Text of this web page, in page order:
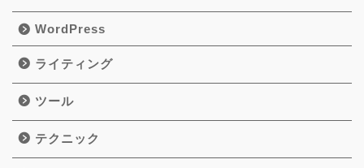
WordPress
ライティング
ツール
テクニック